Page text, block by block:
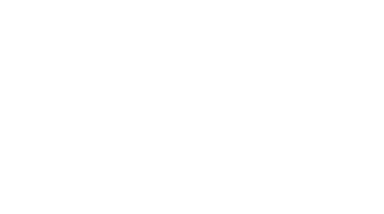
conçu pour les professionnels de